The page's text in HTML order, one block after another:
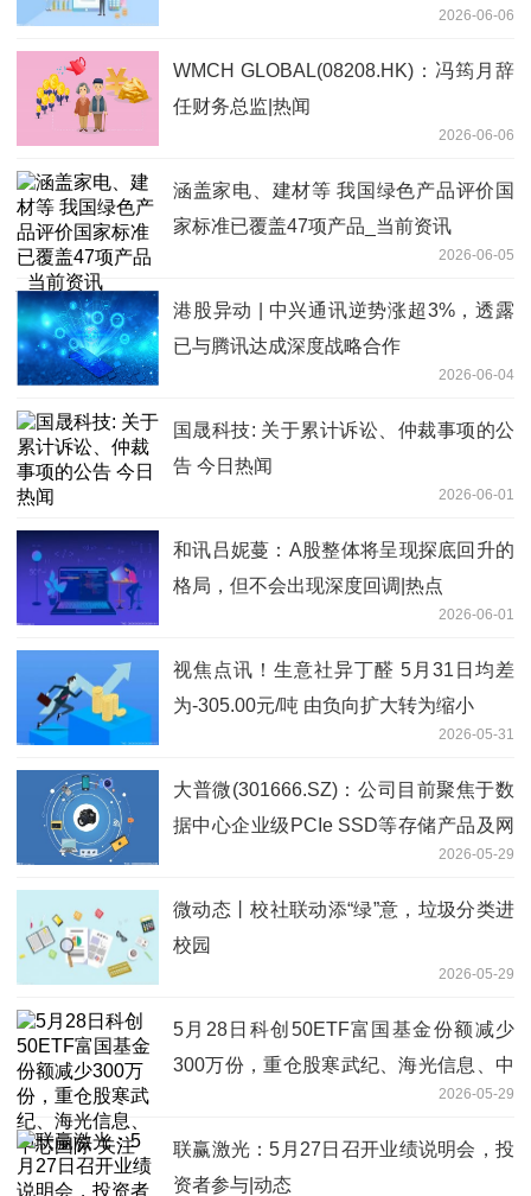
2026-06-06
WMCH GLOBAL(08208.HK)：冯筠月辞
任财务总监|热闻
2026-06-06
涵盖家电、建材等 我国绿色产品评价国
家标准已覆盖47项产品_当前资讯
2026-06-05
港股异动 | 中兴通讯逆势涨超3%，透露
已与腾讯达成深度战略合作
2026-06-04
国晟科技: 关于累计诉讼、仲裁事项的公
告 今日热闻
2026-06-01
和讯吕妮蔓：A股整体将呈现探底回升的
格局，但不会出现深度回调|热点
2026-06-01
视焦点讯！生意社异丁醛 5月31日均差
为-305.00元/吨 由负向扩大转为缩小
2026-05-31
大普微(301666.SZ)：公司目前聚焦于数
据中心企业级PCIe SSD等存储产品及网
2026-05-29
微动态丨校社联动添“绿”意，垃圾分类进
校园
2026-05-29
5月28日科创50ETF富国基金份额减少
300万份，重仓股寒武纪、海光信息、中
2026-05-29
联赢激光：5月27日召开业绩说明会，投
资者参与|动态